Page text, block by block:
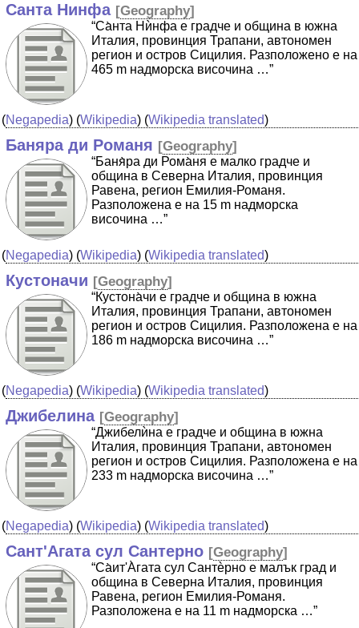
Санта Нинфа [Geography]
“Са̀нта Нѝнфа е градче и община в южна
Италия, провинция Трапани, автономен
регион и остров Сицилия. Разположено е на
465 m надморска височина …”
(Negapedia) (Wikipedia) (Wikipedia translated)
Баняра ди Романя [Geography]
“Баня̀ра ди Рома̀ня е малко градче и
община в Северна Италия, провинция
Равена, регион Емилия-Романя.
Разположена е на 15 m надморска
височина …”
(Negapedia) (Wikipedia) (Wikipedia translated)
Кустоначи [Geography]
“Кустона̀чи е градче и община в южна
Италия, провинция Трапани, автономен
регион и остров Сицилия. Разположена е на
186 m надморска височина …”
(Negapedia) (Wikipedia) (Wikipedia translated)
Джибелина [Geography]
“Джибелѝна е градче и община в южна
Италия, провинция Трапани, автономен
регион и остров Сицилия. Разположена е на
233 m надморска височина …”
(Negapedia) (Wikipedia) (Wikipedia translated)
Сант'Агата сул Сантерно [Geography]
“Cа̀ит'А̀гата сул Сантѐрно е малък град и
община в Северна Италия, провинция
Равена, регион Емилия-Романя.
Разположена е на 11 m надморска …”